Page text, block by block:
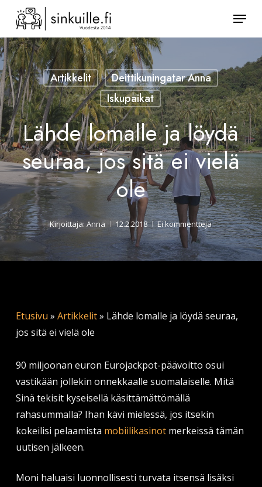
Skip
main
content
Artikkelit
Deittikuningatar Anna
Iskupaikat
Lähde lomalle ja löydä
seuraa, jos sitä ei vielä
ole
Kirjoittaja: Anna 12.2.2018 Ei kommentteja
Etusivu » Artikkelit» Lähde lomalle ja löydä seuraa,
jos sitä ei vielä ole
90 miljoonan euron Eurojackpot-päävoitto osui
vastikään jollekin onnekkaalle suomalaiselle. Mitä
Sinä tekisit kyseisellä käsittämättömällä
rahasummalla? Ihan kävi mielessä, jos itsekin
kokeilisi pelaamista mobiilikasinotmerkeissä tämän
uutisen jälkeen.
Moni haluaisi luonnollisesti turvata itsensä lisäksi
Sulje